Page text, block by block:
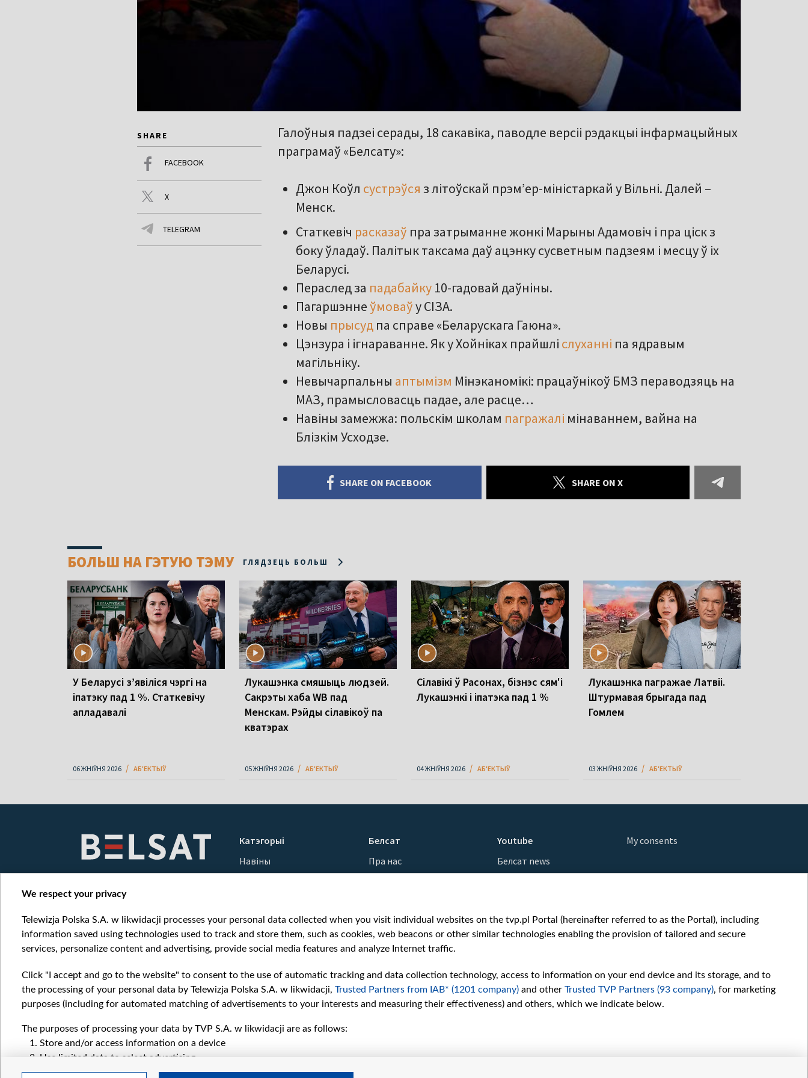
SHARE
FACEBOOK
X
TELEGRAM
Галоўныя падзеі серады, 18 сакавіка, паводле версіі рэдакцыі інфармацыйных
праграмаў «Белсату»:
Джон Коўл сустрэўся з літоўскай прэм’ер-міністаркай у Вільні. Далей –
Менск.
Статкевіч расказаў пра затрыманне жонкі Марыны Адамовіч і пра ціск з
боку ўладаў. Палітык таксама даў ацэнку сусветным падзеям і месцу ў іх
Беларусі.
Пераслед за падабайку 10-гадовай даўніны.
Пагаршэннеўмоваўу СІЗА.
Новы прысуд па справе «Беларускага Гаюна».
Цэнзура і ігнараванне. Як у Хойніках прайшлі слуханні па ядравым
магільніку.
Невычарпальны аптымізм Мінэканомікі: працаўнікоў БМЗ пераводзяць на
МАЗ, прамысловасць падае, але расце…
Навіны замежжа: польскім школам пагражалі мінаваннем, вайна на
Блізкім Усходзе.
SHARE ON FACEBOOK SHARE ON X
БОЛЬШ НА ГЭТУЮ ТЭМУ ГЛЯДЗЕЦЬ БОЛЬШ
У Беларусі з’явіліся чэргі на
іпатэку пад 1 %. Статкевічу
апладавалі
06 ЖНІЎНЯ 2026 АБ'ЕКТЫЎ
Лукашэнка смяшыць людзей.
Сакрэты хаба WB пад
Менскам. Рэйды сілавікоў па
кватэрах
05 ЖНІЎНЯ 2026 АБ'ЕКТЫЎ
Сілавікі ў Расонах, бізнэс сям'і
Лукашэнкі і іпатэка пад 1 %
04 ЖНІЎНЯ 2026 АБ'ЕКТЫЎ
Лукашэнка пагражае Латвіі.
Штурмавая брыгада пад
Гомлем
03 ЖНІЎНЯ 2026 АБ'ЕКТЫЎ
Катэгорыі
Навіны
Вайна
Белсат
Пра нас
Кантакты
Як нас глядзець
Узнагароды
Міжнародная супраца
Ціск з боку ўладаў
Беларусі
Як нас падтрымаць
Youtube
Белсат news
Белсат Shorts
Belsat English
Biełsat PL
Белсат History
Белсат Music
Белсат Doc
My consents
We respect your privacy
Telewizja Polska S.A. w likwidacji processes your personal data collected when you visit individual websites on the tvp.pl Portal (hereinafter referred to as the Portal), including
information saved using technologies used to track and store them, such as cookies, web beacons or other similar technologies enabling the provision of tailored and secure
services, personalize content and advertising, provide social media features and analyze Internet traffic.
Click "I accept and go to the website" to consent to the use of automatic tracking and data collection technology, access to information on your end device and its storage, and to
the processing of your personal data by Telewizja Polska S.A. w likwidacji, Trusted Partners from IAB* (1201 company) and other Trusted TVP Partners (93 company), for marketing
purposes (including for automated matching of advertisements to your interests and measuring their effectiveness) and others, which we indicate below.
The purposes of processing your data by TVP S.A. w likwidacji are as follows:
Store and/or access information on a device
Use limited data to select advertising
Create profiles for personalised advertising